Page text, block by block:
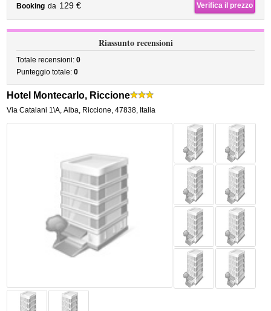
Booking da 129 € Verifica il prezzo
Riassunto recensioni
Totale recensioni:0
Punteggio totale:0
Hotel Montecarlo, Riccione
Via Catalani 1\A,Alba, Riccione,47838, Italia